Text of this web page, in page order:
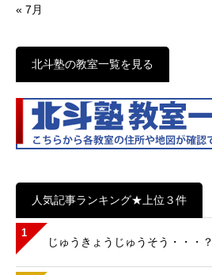
« 7月
北斗塾の教室一覧を見る
人気記事ランキング★上位３件
1
じゅうきょうじゅうそう・・・？